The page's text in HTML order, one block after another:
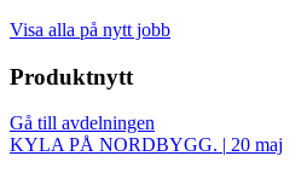
Visa alla på nytt jobb
Produktnytt
Gå till avdelningen
KYLA PÅ NORDBYGG. | 20 maj